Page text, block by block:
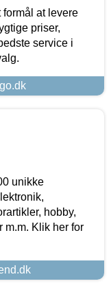
formål at levere
priser,
service i
unikke
hobby,
m.m. Klik her for